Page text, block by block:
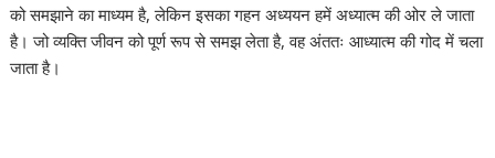
को समझाने का माध्यम है, लेकिन इसका गहन अध्ययन हमें अध्यात्म की ओर ले जाता
है। जो व्यक्ति जीवन को पूर्ण रूप से समझ लेता है, वह अंततः आध्यात्म की गोद में चला
जाता है।